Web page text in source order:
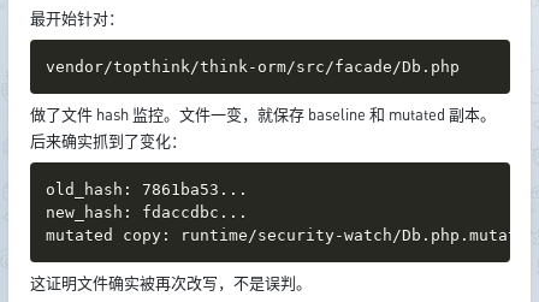
最开始针对：
vendor/topthink/think-orm/src/facade/Db.php
做了文件 hash 监控。文件一变，就保存 baseline 和 mutated 副本。
后来确实抓到了变化：
old_hash: 7861ba53...
new_hash: fdaccdbc...
mutated copy: runtime/security-watch/
这证明文件确实被再次改写，不是误判。